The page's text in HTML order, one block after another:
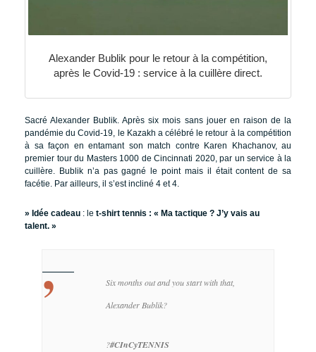
Alexander Bublik pour le retour à la compétition,
après le Covid-19 : service à la cuillère direct.
Sacré Alexander Bublik. Après six mois sans jouer en raison de la
pandémie du Covid-19, le Kazakh a célébré le retour à la compétition
à sa façon en entamant son match contre Karen Khachanov, au
premier tour du Masters 1000 de Cincinnati 2020, par un service à la
cuillère. Bublik n’a pas gagné le point mais il était content de sa
facétie. Par ailleurs, il s’est incliné 4 et 4.
» Idée cadeau : le t-shirt tennis : « Ma tactique ? J’y vais au
talent. »
Six months out and you start with that,
Alexander Bublik?
?#CInCyTENNIS